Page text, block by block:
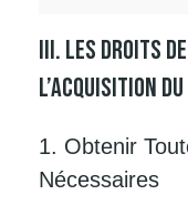
III. Les Droits
L’acquisition
1. Obtenir
Nécessaires